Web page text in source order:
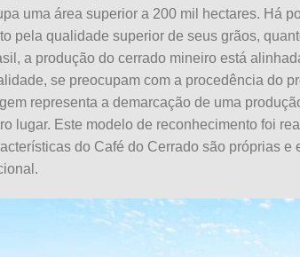
uma área superior a 200 mil hectares. Há
pela qualidade superior de seus grãos,
a produção do cerrado mineiro está
se preocupam com a procedência do
representa a demarcação de uma
lugar. Este modelo de reconhecimento foi
do Café do Cerrado são próprias